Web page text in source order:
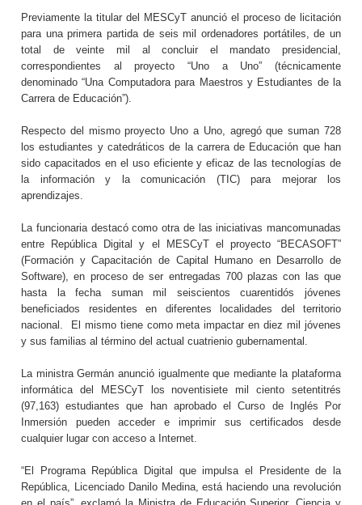
Previamente la titular del MESCyT anunció el proceso de licitación
para una primera partida de seis mil ordenadores portátiles, de un
total de veinte mil al concluir el mandato presidencial,
correspondientes al proyecto “Uno a Uno” (técnicamente
denominado “Una Computadora para Maestros y Estudiantes de la
Carrera de Educación”).
Respecto del mismo proyecto Uno a Uno, agregó que suman 728
los estudiantes y catedráticos de la carrera de Educación que han
sido capacitados en el uso eficiente y eficaz de las tecnologías de
la información y la comunicación (TIC) para mejorar los
aprendizajes.
La funcionaria destacó como otra de las iniciativas mancomunadas
entre República Digital y el MESCyT el proyecto “BECASOFT”
(Formación y Capacitación de Capital Humano en Desarrollo de
Software), en proceso de ser entregadas 700 plazas con las que
hasta la fecha suman mil seiscientos cuarentidós jóvenes
beneficiados residentes en diferentes localidades del territorio
nacional.
El mismo tiene como meta impactar en diez mil jóvenes
y sus familias al término del actual cuatrienio gubernamental.
La ministra Germán anunció igualmente que mediante la plataforma
informática del MESCyT los noventisiete mil ciento setentitrés
(97,163) estudiantes que han aprobado el Curso de Inglés Por
Inmersión pueden acceder e imprimir sus certificados desde
cualquier lugar con acceso a Internet.
“El Programa República Digital que impulsa el Presidente de la
República, Licenciado Danilo Medina, está haciendo una revolución